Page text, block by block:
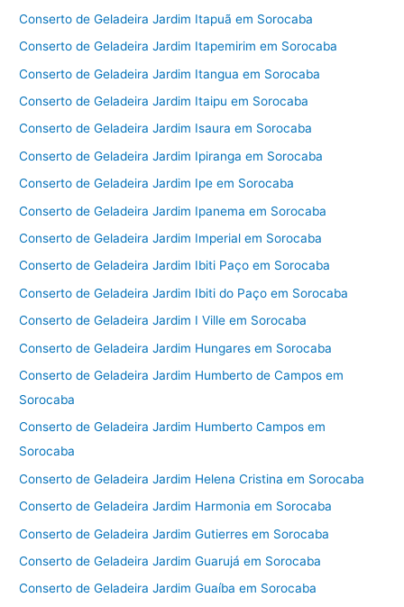
Conserto de Geladeira Jardim Itapuã em Sorocaba
Conserto de Geladeira Jardim Itapemirim em Sorocaba
Conserto de Geladeira Jardim Itangua em Sorocaba
Conserto de Geladeira Jardim Itaipu em Sorocaba
Conserto de Geladeira Jardim Isaura em Sorocaba
Conserto de Geladeira Jardim Ipiranga em Sorocaba
Conserto de Geladeira Jardim Ipe em Sorocaba
Conserto de Geladeira Jardim Ipanema em Sorocaba
Conserto de Geladeira Jardim Imperial em Sorocaba
Conserto de Geladeira Jardim Ibiti Paço em Sorocaba
Conserto de Geladeira Jardim Ibiti do Paço em Sorocaba
Conserto de Geladeira Jardim I Ville em Sorocaba
Conserto de Geladeira Jardim Hungares em Sorocaba
Conserto de Geladeira Jardim Humberto de Campos em
Sorocaba
Conserto de Geladeira Jardim Humberto Campos em
Sorocaba
Conserto de Geladeira Jardim Helena Cristina em Sorocaba
Conserto de Geladeira Jardim Harmonia em Sorocaba
Conserto de Geladeira Jardim Gutierres em Sorocaba
Conserto de Geladeira Jardim Guarujá em Sorocaba
Conserto de Geladeira Jardim Guaíba em Sorocaba